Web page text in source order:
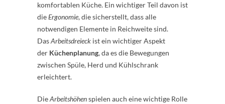
komfortablen Küche. Ein wichtiger Teil davon ist
dieErgonomie, die sicherstellt, dass alle
notwendigen Elemente in Reichweite sind.
DasArbeitsdreieck ist ein wichtiger Aspekt
der Küchenplanung, da es die Bewegungen
zwischen Spüle, Herd und Kühlschrank
erleichtert.
DieArbeitshöhenspielen auch eine wichtige Rolle